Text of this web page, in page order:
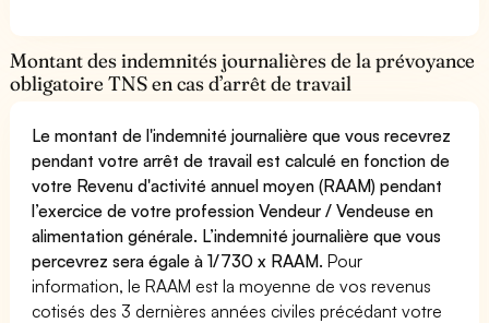
Montant des indemnités journalières de la prévoyance
obligatoire TNS en cas d’arrêt de travail
Le montant de l'indemnité journalière que vous recevrez
pendant votre arrêt de travail est calculé en fonction de
votre Revenu d'activité annuel moyen (RAAM) pendant
l’exercice de votre profession Vendeur / Vendeuse en
alimentation générale. L’indemnité journalière que vous
percevrez sera égale à 1/730 x RAAM. Pour
information, le RAAM est la moyenne de vos revenus
cotisés des 3 dernières années civiles précédant votre